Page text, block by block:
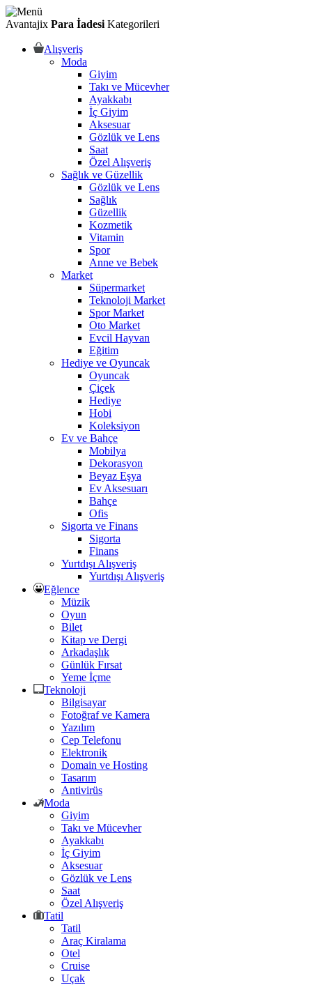
Avantajix Para İadesi Kategorileri
Alışveriş
Moda
Giyim
Takı ve Mücevher
Ayakkabı
İç Giyim
Aksesuar
Gözlük ve Lens
Saat
Özel Alışveriş
Sağlık ve Güzellik
Gözlük ve Lens
Sağlık
Güzellik
Kozmetik
Vitamin
Spor
Anne ve Bebek
Market
Süpermarket
Teknoloji Market
Spor Market
Oto Market
Evcil Hayvan
Eğitim
Hediye ve Oyuncak
Oyuncak
Çiçek
Hediye
Hobi
Koleksiyon
Ev ve Bahçe
Mobilya
Dekorasyon
Beyaz Eşya
Ev Aksesuarı
Bahçe
Ofis
Sigorta ve Finans
Sigorta
Finans
Yurtdışı Alışveriş
Yurtdışı Alışveriş
Eğlence
Müzik
Oyun
Bilet
Kitap ve Dergi
Arkadaşlık
Günlük Fırsat
Yeme İçme
Teknoloji
Bilgisayar
Fotoğraf ve Kamera
Yazılım
Cep Telefonu
Elektronik
Domain ve Hosting
Tasarım
Antivirüs
Moda
Giyim
Takı ve Mücevher
Ayakkabı
İç Giyim
Aksesuar
Gözlük ve Lens
Saat
Özel Alışveriş
Tatil
Tatil
Araç Kiralama
Otel
Cruise
Uçak